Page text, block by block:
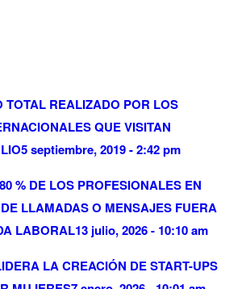
TOTAL REALIZADO POR LOS
QUE VISITAN
5 septiembre, 2019 - 2:42 pm
% DE LOS PROFESIONALES EN
LLAMADAS O MENSAJES FUERA
LABORAL13 julio, 2026 - 10:10 am
LA CREACIÓN DE START-UPS